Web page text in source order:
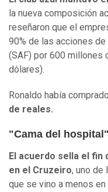
la nueva composición
reseñaron que el
90% de las acciones de
(SAF) por 600 millones
dólares).
Ronaldo había
de reales.
"Cama del hospital"
El acuerdo sella el fin
en el Cruzeiro, uno de
que se vino a menos